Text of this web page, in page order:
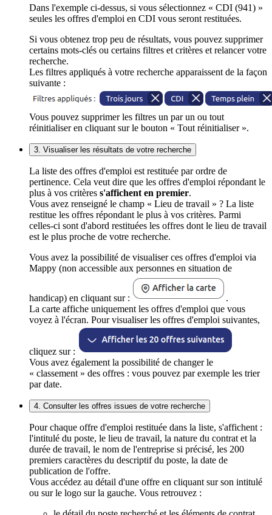
Dans l'exemple ci-dessus, si vous sélectionnez « CDI (941) »
seules les offres d'emploi en CDI vous seront restituées.
Si vous obtenez trop peu de résultats, vous pouvez supprimer
certains mots-clés ou certains filtres et critères et relancer votre
recherche.
Les filtres appliqués à votre recherche apparaissent de la façon
suivante :
Vous pouvez supprimer les filtres un par un ou tout
réinitialiser en cliquant sur le bouton « Tout réinitialiser ».
3. Visualiser les résultats de votre recherche
La liste des offres d'emploi est restituée par ordre de
pertinence. Cela veut dire que les offres d'emploi répondant le
plus à vos critères s'affichent en premier.
Vous avez renseigné le champ « Lieu de travail » ? La liste
restitue les offres répondant le plus à vos critères. Parmi
celles-ci sont d'abord restituées les offres dont le lieu de travail
est le plus proche de votre recherche.
Vous avez la possibilité de visualiser ces offres d'emploi via
Mappy (non accessible aux personnes en situation de
handicap) en cliquant sur :
.
La carte affiche uniquement les offres d'emploi que vous
voyez à l'écran. Pour visualiser les offres d'emploi suivantes,
cliquez sur :
Vous avez également la possibilité de changer le
« classement » des offres : vous pouvez par exemple les trier
par date.
4. Consulter les offres issues de votre recherche
Pour chaque offre d'emploi restituée dans la liste, s'affichent :
l'intitulé du poste, le lieu de travail, la nature du contrat et la
durée de travail, le nom de l'entreprise si précisé, les 200
premiers caractères du descriptif du poste, la date de
publication de l'offre.
Vous accédez au détail d'une offre en cliquant sur son intitulé
ou sur le logo sur la gauche. Vous retrouvez :